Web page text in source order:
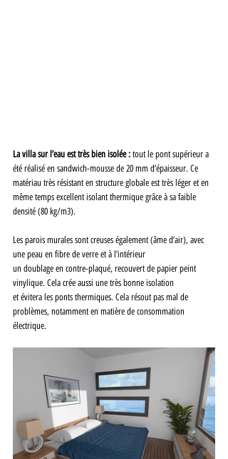
La villa sur l’eau est très bien isolée : tout le pont supérieur a
été réalisé en sandwich-mousse de 20 mm d’épaisseur. Ce
matériau très résistant en structure globale est très léger et en
même temps excellent isolant thermique grâce à sa faible
densité (80 kg/m3).
Les parois murales sont creuses également (âme d’air), avec
une peau en fibre de verre et à l’intérieur
un doublage en contre-plaqué, recouvert de papier peint
vinylique. Cela crée aussi une très bonne isolation
et évitera les ponts thermiques. Cela résout pas mal de
problèmes, notamment en matière de consommation
électrique.